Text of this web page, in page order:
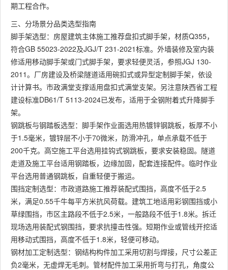
期工程合作。
三、分场景分品类选型指南
脚手架选型：房屋建筑主体施工推荐盘扣式脚手架，材质Q355，
符合GB 55023-2022及JGJ/T 231-2021标准。外墙装修及室内装
修适用移动脚手架或门式脚手架，要求轻便灵活，参照JGJ 130-
2011。厂房建设及桥梁隧道适用碗扣式或异型定制脚手架，依设
计计算书。市政满堂支撑适用盘扣式满堂支架。另注意陕西省工程
建设标准DB61/T 5113-2024已发布，适用于全钢附着式升降脚手
架。
钢跳板与钢踏板选型：脚手架作业面选用热镀锌钢跳板，板厚不小
于1.5毫米，镀锌层不小于70微米，防滑冲孔，单点承载不低于
200千克。高空施工平台选用挂钩式钢跳板，要求安装稳固。隧道
走道及施工平台适用钢踏板，边缘加固，配套连接配件。临时作业
平台选用普通钢跳板，自重轻便于搬运。
围挡定制选型：市政道路施工推荐装配式围挡，高度不低于2.5
米，满足0.55千牛每平方米抗风荷载。建筑工地适用彩钢围挡或小
草绿围挡，市区主路段不低于2.5米，一般路段不低于1.8米。拆迁
现场选用装配式钢围挡，要求抗撞击性强。短期作业或管线开挖适
用移动式围挡，高度不低于1.8米，轻便可移动。
钢材加工定制选型：钢结构构件加工采用切割与焊接，尺寸公差正
负2毫米，无虚焊无毛刺。管材配件加工采用折弯与打孔，角度公